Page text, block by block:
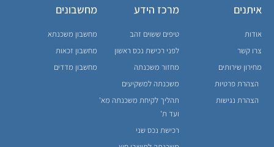
איתנים
אודות
צרו קשר
מחירון שירותים
הצהרת פרטיות
הצהרת נגישות
מרכז הידע
טיפים ששוים זהב
לפני רכישת נכס ראשון
מחזור משכנתה
משכנתה למשקיעים
תהליך לקיחת משכנתה מא'
ועד ת'
רכישת נכס שני
מחשבונים
מחשבון משכנתא
מחשבון זכאות
מחשבון מדדים